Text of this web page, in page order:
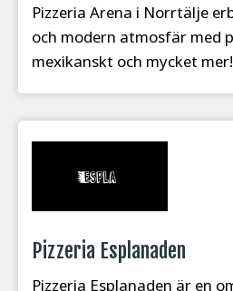
Pizzeria Arena i Norrtälje
och modern atmosfär med
mexikanskt och mycket mer!
Pizzeria Esplanaden
Pizzeria Esplanaden är en